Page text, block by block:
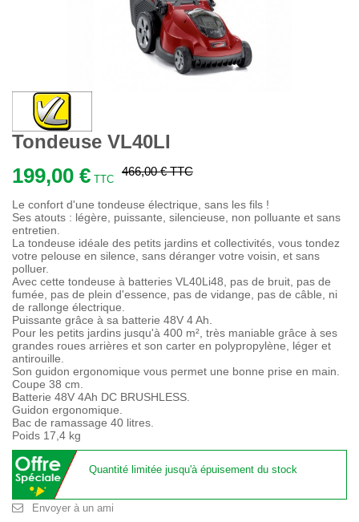
Tondeuse VL40LI
199,00 € TTC
466,00 €TTC
Le confort d'une tondeuse électrique, sans les fils !
Ses atouts : légère, puissante, silencieuse, non polluante et sans
entretien.
La tondeuse idéale des petits jardins et collectivités, vous tondez
votre pelouse en silence, sans déranger votre voisin, et sans
polluer.
Avec cette tondeuse à batteries VL40Li48, pas de bruit, pas de
fumée, pas de plein d'essence, pas de vidange, pas de câble, ni
de rallonge électrique.
Puissante grâce à sa batterie 48V 4 Ah.
Pour les petits jardins jusqu'à 400 m², très maniable grâce à ses
grandes roues arrières et son carter en polypropylène, léger et
antirouille.
Son guidon ergonomique vous permet une bonne prise en main.
Coupe 38 cm.
Batterie 48V 4Ah DC BRUSHLESS.
Guidon ergonomique.
Bac de ramassage 40 litres.
Poids 17,4 kg
Quantité limitée jusqu'à épuisement du stock
Envoyer à un ami